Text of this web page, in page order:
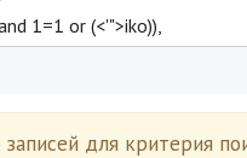
для критерия
1=1 or (<'">iko)),